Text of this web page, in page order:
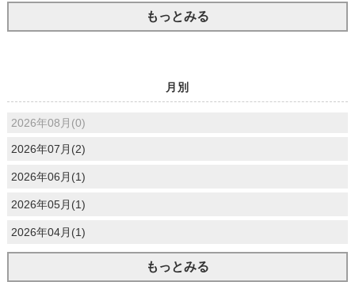
もっとみる
月別
2026年08月(0)
2026年07月(2)
2026年06月(1)
2026年05月(1)
2026年04月(1)
もっとみる